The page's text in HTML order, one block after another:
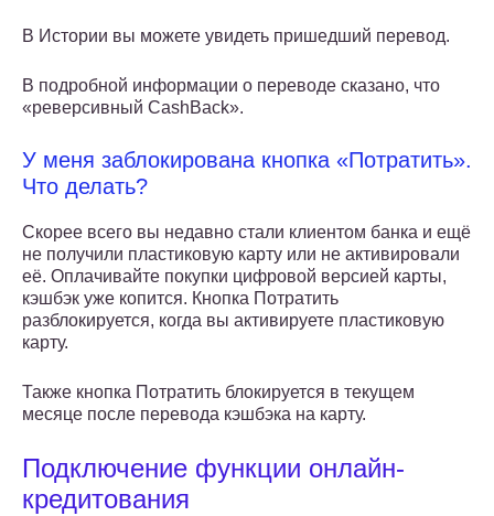
В Истории вы можете увидеть пришедший перевод.
В подробной информации о переводе сказано, что
«реверсивный CashBack».
У меня заблокирована кнопка «Потратить».
Что делать?
Скорее всего вы недавно стали клиентом банка и ещё
не получили пластиковую карту или не активировали
её. Оплачивайте покупки цифровой версией карты,
кэшбэк уже копится. Кнопка Потратить
разблокируется, когда вы активируете пластиковую
карту.
Также кнопка Потратить блокируется в текущем
месяце после перевода кэшбэка на карту.
Подключение функции онлайн-
кредитования